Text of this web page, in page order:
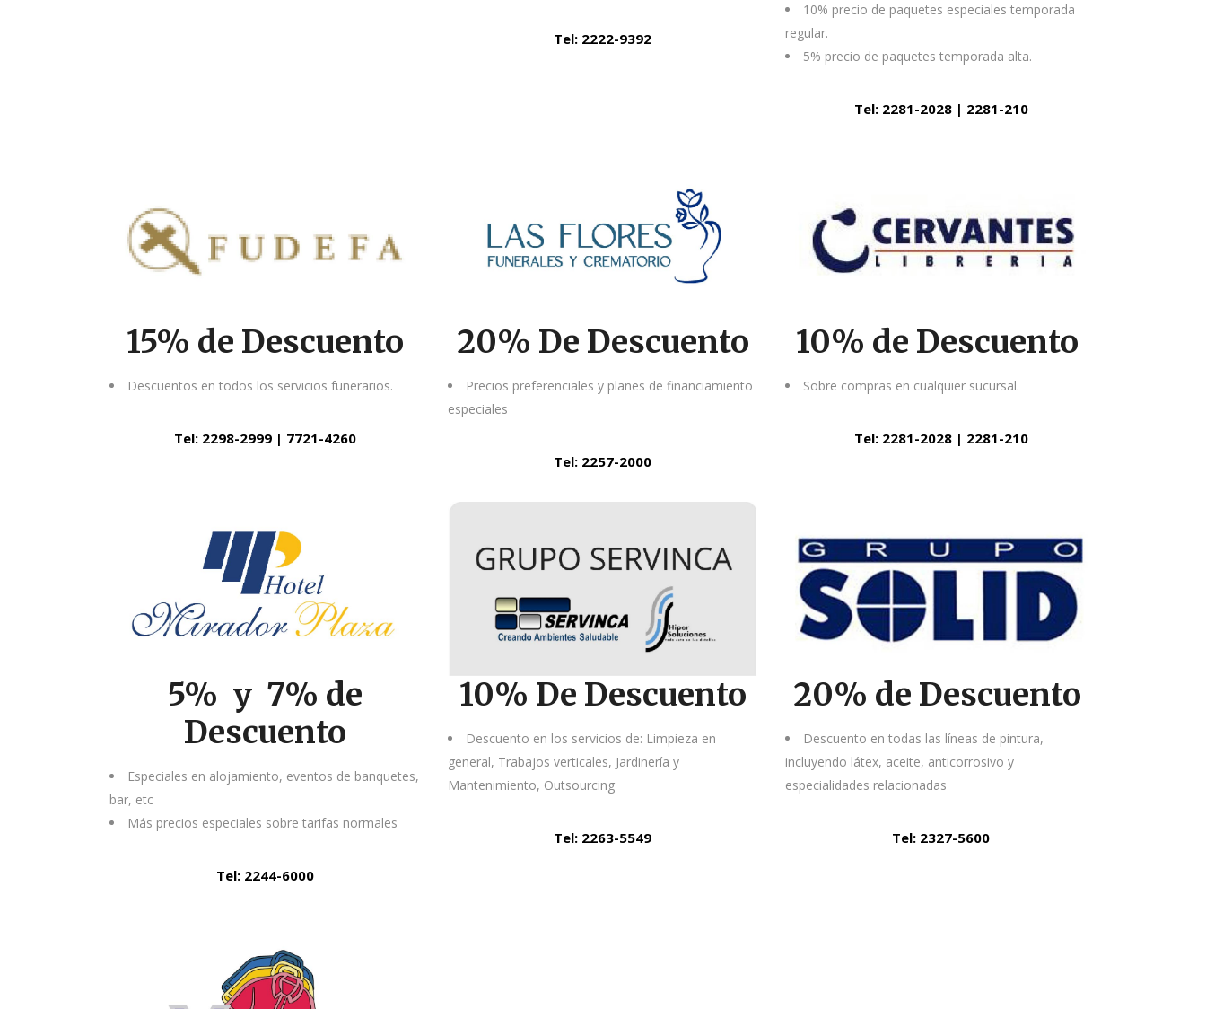
Tel: 2222-9392
10% precio de paquetes especiales temporada
regular.
5% precio de paquetes temporada alta.
Tel: 2281-2028 | 2281-210
15% de Descuento
Descuentos en todos los servicios funerarios.
Tel: 2298-2999 | 7721-4260
20% De Descuento
Precios preferenciales y planes de financiamiento
especiales
Tel: 2257-2000
10% de Descuento
Sobre compras en cualquier sucursal.
Tel: 2281-2028 | 2281-210
5% y 7% de
Descuento
Especiales en alojamiento, eventos de banquetes,
bar, etc
Más precios especiales sobre tarifas normales
Tel: 2244-6000
10% De Descuento
Descuento en los servicios de: Limpieza en
general, Trabajos verticales, Jardinería y
Mantenimiento, Outsourcing
Tel: 2263-5549
20% de Descuento
Descuento en todas las líneas de pintura,
incluyendo látex, aceite, anticorrosivo y
especialidades relacionadas
Tel: 2327-5600